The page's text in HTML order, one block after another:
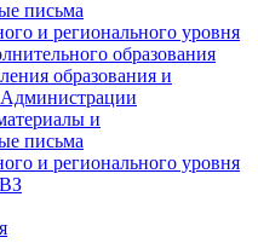
письма
и регионального уровня
образования
образования и
и
письма
и регионального уровня